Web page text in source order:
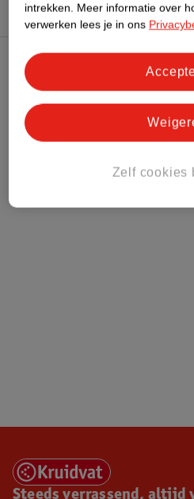
Kruidvat Club
Klantenservice
Steeds verrassend, altijd
intrekken. Meer informatie over
verwerken lees je in ons
Zelf cookies